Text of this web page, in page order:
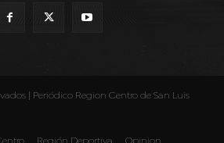
| Periódico Region Centro de San Luis
Región Deportiva Opinion